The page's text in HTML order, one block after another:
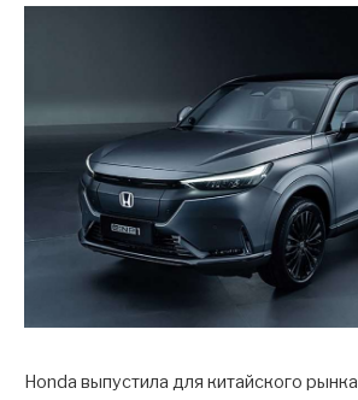
Honda выпустила для китайского